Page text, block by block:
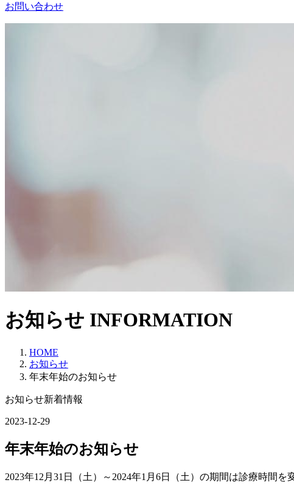
お問い合わせ
お知らせ INFORMATION
HOME
お知らせ
年末年始のお知らせ
お知らせ新着情報
2023-12-29
年末年始のお知らせ
2023年12月31日（土）～2024年1月6日（土）の期間は診療時間を